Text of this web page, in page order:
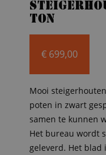
Ton
€ 699,00
Mooi
poten in zwart
samen te kunnen
Het bureau wordt
geleverd. Het